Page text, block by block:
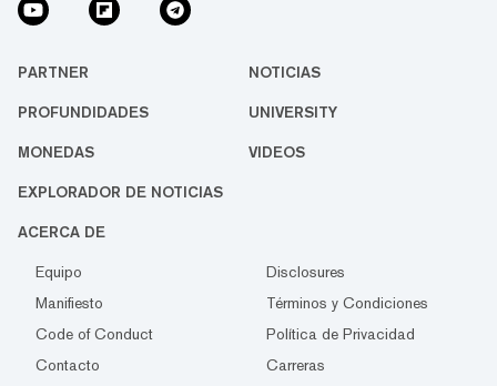
PARTNER NOTICIAS
PROFUNDIDADES UNIVERSITY
MONEDAS VIDEOS
EXPLORADOR DE NOTICIAS
ACERCA DE
Equipo
Disclosures
Manifiesto
Términos y Condiciones
Code of Conduct
Política de Privacidad
Contacto
Carreras